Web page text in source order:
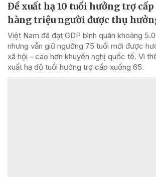
Đề xuất hạ 10 tuổi hưởng trợ
hàng triệu người được thụ
Việt Nam đã đạt GDP bình quân khoảng
nhưng vẫn giữ ngưỡng 75 tuổi mới được
xã hội - cao hơn khuyến nghị quốc tế. Vì
xuất hạ độ tuổi hưởng trợ cấp xuống 65.